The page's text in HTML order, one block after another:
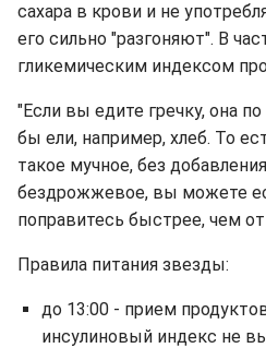
сахара в крови и не
его сильно "разгоняют". В
гликемическим индексом
"Если вы едите гречку, она
бы ели, например, хлеб. То
такое мучное, без
бездрожжевое, вы можете
поправитесь быстрее, чем от
Правила питания звезды:
до 13:00 - прием
инсулиновый индекс не